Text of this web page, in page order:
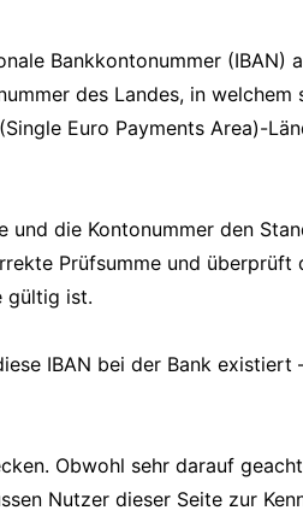
Bankkontonummer (IBAN)
des Landes, in welchem
Euro Payments Area)-
die Kontonummer den
Prüfsumme und überprüft
gültig ist.
IBAN bei der Bank existiert
Obwohl sehr darauf
Nutzer dieser Seite zur